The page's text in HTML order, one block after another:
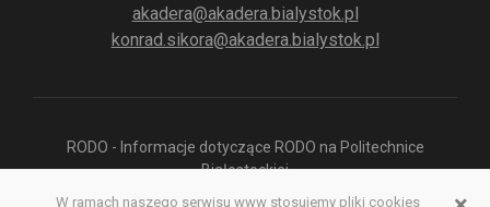
akadera@akadera.bialystok.pl
konrad.sikora@akadera.bialystok.pl
RODO - Informacje dotyczące RODO na Politechnice
Białostockiej
W ramach naszego serwisu www stosujemy pliki cookies